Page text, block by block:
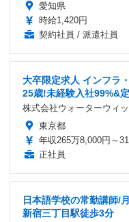
愛知県
時給1,420円
契約社員 / 派遣社員
大卒限定求人 インフラ
25歳!未経験入社99%&
株式会社ウォーターウィ
東京都
年収265万8,000円～
正社員
日本語学校の常勤講師/
新宿三丁目駅徒歩3分